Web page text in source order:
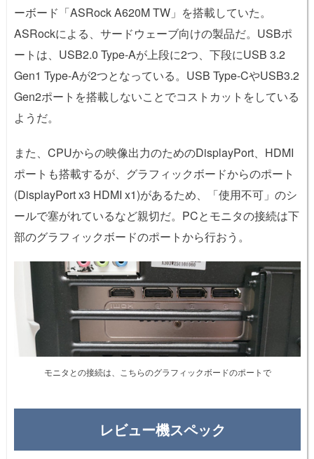
ーボード「ASRock A620M TW」を搭載していた。
ASRockによる、サードウェーブ向けの製品だ。USBポ
ートは、USB2.0 Type-Aが上段に2つ、下段にUSB 3.2
Gen1 Type-Aが2つとなっている。USB Type-CやUSB3.2
Gen2ポートを搭載しないことでコストカットをしている
ようだ。
また、CPUからの映像出力のためのDisplayPort、HDMI
ポートも搭載するが、グラフィックボードからのポート
(DisplayPort x3 HDMI x1)があるため、「使用不可」のシ
ールで塞がれているなど親切だ。PCとモニタの接続は下
部のグラフィックボードのポートから行おう。
モニタとの接続は、こちらのグラフィックボードのポートで
レビュー機スペック